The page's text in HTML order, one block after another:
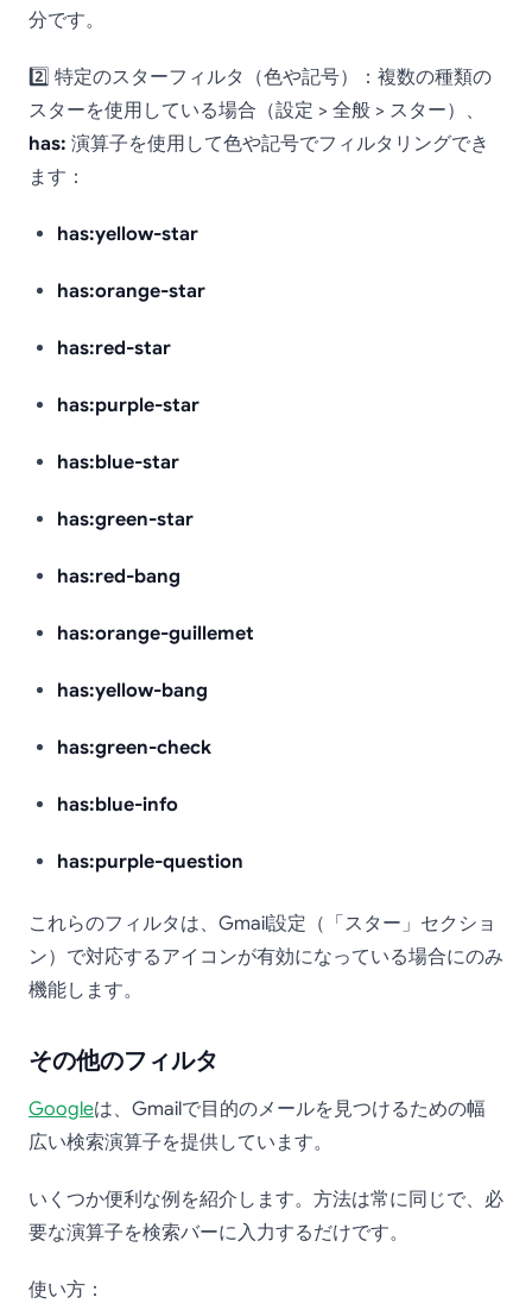
分です。
2️⃣ 特定のスターフィルタ（色や記号）：複数の種類の
スターを使用している場合（設定 > 全般 > スター）、
has: 演算子を使用して色や記号でフィルタリングでき
ます：
has:yellow-star
has:orange-star
has:red-star
has:purple-star
has:blue-star
has:green-star
has:red-bang
has:orange-guillemet
has:yellow-bang
has:green-check
has:blue-info
has:purple-question
これらのフィルタは、Gmail設定（「スター」セクショ
ン）で対応するアイコンが有効になっている場合にのみ
機能します。
その他のフィルタ
Googleは、Gmailで目的のメールを見つけるための幅
広い検索演算子を提供しています。
いくつか便利な例を紹介します。方法は常に同じで、必
要な演算子を検索バーに入力するだけです。
使い方：